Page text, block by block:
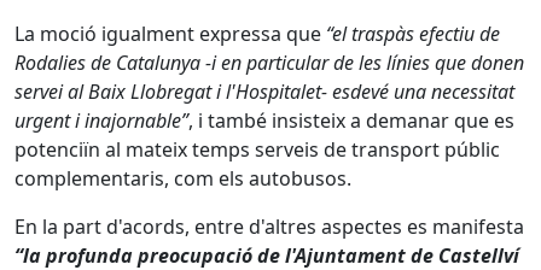
La moció igualment expressa que “el traspàs efectiu de
Rodalies de Catalunya -i en particular de les línies que donen
servei al Baix Llobregat i l'Hospitalet- esdevé una necessitat
urgent i inajornable”, i també insisteix a demanar que es
potenciïn al mateix temps serveis de transport públic
complementaris, com els autobusos.
En la part d'acords, entre d'altres aspectes es manifesta
“la profunda preocupació de l'Ajuntament de Castellví